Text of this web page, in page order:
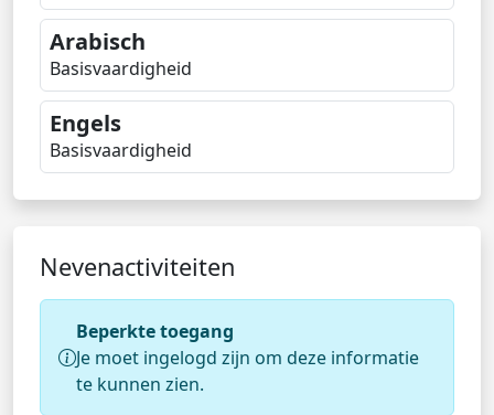
Arabisch
Basisvaardigheid
Engels
Basisvaardigheid
Nevenactiviteiten
Beperkte toegang
Je moet ingelogd zijn om deze informatie
te kunnen zien.